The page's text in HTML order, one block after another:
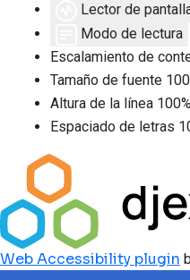
Lector de
Modo de lectura
Escalamiento de
Tamaño de fuente 100
Altura de la línea 100%
Espaciado de letras
Web Accessibility plugin